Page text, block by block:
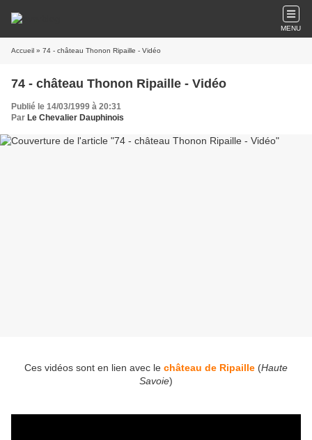
MENU
Accueil » 74 - château Thonon Ripaille - Vidéo
74 - château Thonon Ripaille - Vidéo
Publié le 14/03/1999 à 20:31
Par Le Chevalier Dauphinois
Ces vidéos sont en lien avec le château de Ripaille (Haute
Savoie)